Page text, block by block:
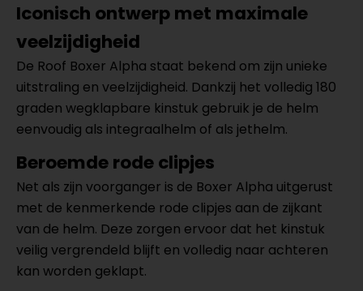
Iconisch ontwerp met maximale
veelzijdigheid
De Roof Boxer Alpha staat bekend om zijn unieke
uitstraling en veelzijdigheid. Dankzij het volledig 180
graden wegklapbare kinstuk gebruik je de helm
eenvoudig als integraalhelm of als jethelm.
Beroemde rode clipjes
Net als zijn voorganger is de Boxer Alpha uitgerust
met de kenmerkende rode clipjes aan de zijkant
van de helm. Deze zorgen ervoor dat het kinstuk
veilig vergrendeld blijft en volledig naar achteren
kan worden geklapt.